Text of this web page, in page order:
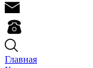
Главная